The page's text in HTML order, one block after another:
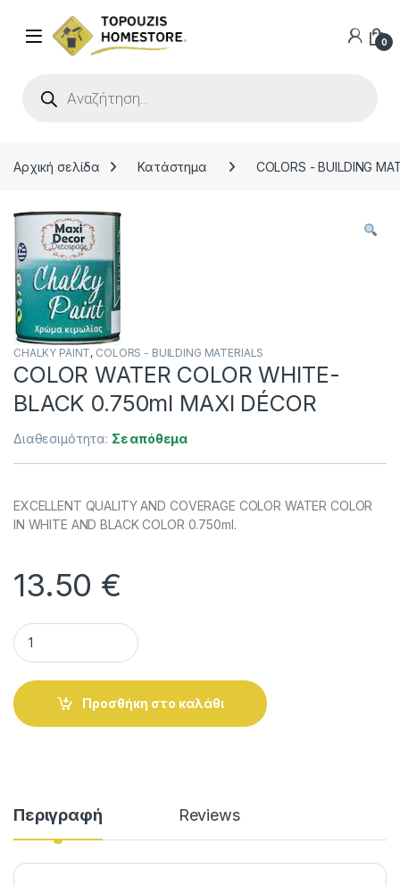
0
Αρχική σελίδα Κατάστημα COLORS - BUILDING
CHALKY PAINT, COLORS - BUILDING MATERIALS
COLOR WATER COLOR WHITE-
BLACK 0.750ml MAXI DÉCOR
Διαθεσιμότητα: Σε απόθεμα
EXCELLENT QUALITY AND COVERAGE COLOR WATER COLOR
IN WHITE AND BLACK COLOR 0.750ml.
13.50 €
COLOR WATER COLOR WHITE-BLACK 0.750ml MAXI DÉCOR
Προσθήκη στο καλάθι
Περιγραφή Reviews